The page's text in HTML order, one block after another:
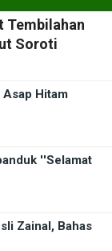
Tembilahan
Soroti
Asap Hitam
''Selamat
Zainal, Bahas